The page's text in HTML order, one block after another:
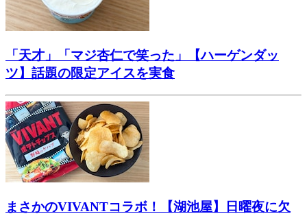
「天才」「マジ杏仁で笑った」【ハーゲンダッ
ツ】話題の限定アイスを実食
まさかのVIVANTコラボ！【湖池屋】日曜夜に欠